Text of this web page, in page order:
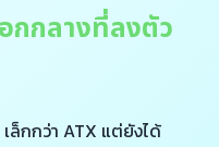
กกลางที่ลงตัว
ล็กกว่า ATX แต่ยังได้